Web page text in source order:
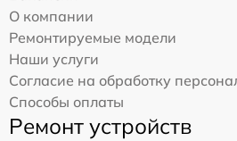
О компании
Ремонтируемые модели
Наши услуги
Согласие на обработку
Способы оплаты
Ремонт устройств